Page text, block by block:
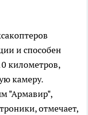
и способен
километров,
камеру.
"Армавир",
отмечает,